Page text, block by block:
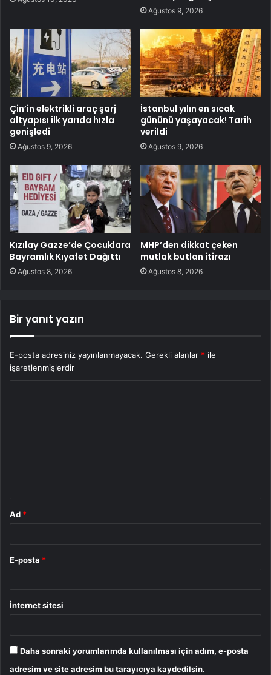
Ağustos 9, 2026
Çin’in elektrikli araç şarj
altyapısı ilk yarıda hızla
genişledi
Ağustos 9, 2026
İstanbul yılın en sıcak
gününü yaşayacak! Tarih
verildi
Ağustos 9, 2026
Kızılay Gazze’de Çocuklara
Bayramlık Kıyafet Dağıttı
Ağustos 8, 2026
MHP’den dikkat çeken
mutlak butlan itirazı
Ağustos 8, 2026
Bir yanıt yazın
E-posta adresiniz yayınlanmayacak. Gerekli alanlar * ile
işaretlenmişlerdir
Ad *
E-posta *
İnternet sitesi
Daha sonraki yorumlarımda kullanılması için adım, e-posta
adresim ve site adresim bu tarayıcıya kaydedilsin.